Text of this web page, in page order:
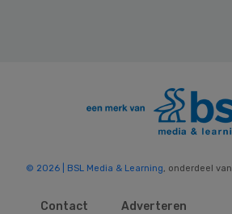
© 2026 | BSL Media & Learning, onderdeel van
Contact
Adverteren